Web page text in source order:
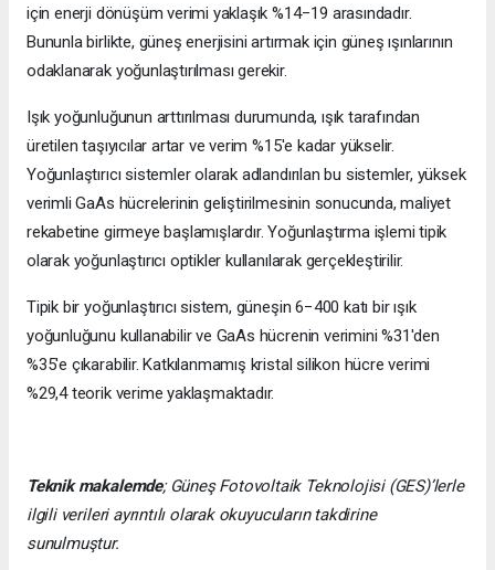
için enerji dönüşüm verimi yaklaşık %14−19 arasındadır.
Bununla birlikte, güneş enerjisini artırmak için güneş ışınlarının
odaklanarak yoğunlaştırılması gerekir.
Işık yoğunluğunun arttırılması durumunda, ışık tarafından
üretilen taşıyıcılar artar ve verim %15'e kadar yükselir.
Yoğunlaştırıcı sistemler olarak adlandırılan bu sistemler, yüksek
verimli GaAs hücrelerinin geliştirilmesinin sonucunda, maliyet
rekabetine girmeye başlamışlardır. Yoğunlaştırma işlemi tipik
olarak yoğunlaştırıcı optikler kullanılarak gerçekleştirilir.
Tipik bir yoğunlaştırıcı sistem, güneşin 6−400 katı bir ışık
yoğunluğunu kullanabilir ve GaAs hücrenin verimini %31'den
%35'e çıkarabilir. Katkılanmamış kristal silikon hücre verimi
%29,4 teorik verime yaklaşmaktadır.
Teknik makalemde; Güneş Fotovoltaik Teknolojisi (GES)’lerle
ilgili verileri ayrıntılı olarak okuyucuların takdirine
sunulmuştur.